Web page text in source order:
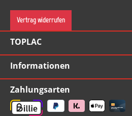
Vertrag widerrufen
TOPLAC
Informationen
Zahlungsarten